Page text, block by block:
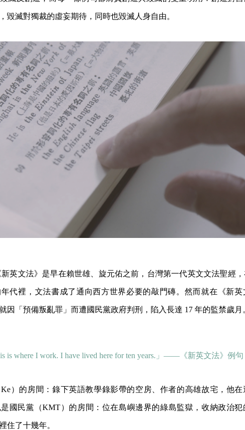
毀滅對獨裁的虛妄期待，同時也毀滅人身自由。
新英文法》是早在賴世雄、旋元佑之前，台灣第一代英文文法聖經
代裡，文法書成了通向西方世界必要的敲門磚。然而就在《新英
因「預備叛亂罪」而遭國民黨政府判刑，陷入長達 17 年的監禁歲月
is where I work. I have lived here for ten years.」——《新英文法》例句
）的房間：錄下英語教學錄影帶的空房、作者的高雄故宅，他
國民黨（KMT）的房間：位在島嶼邊界的綠島監獄，收納政治犯
住了十幾年。